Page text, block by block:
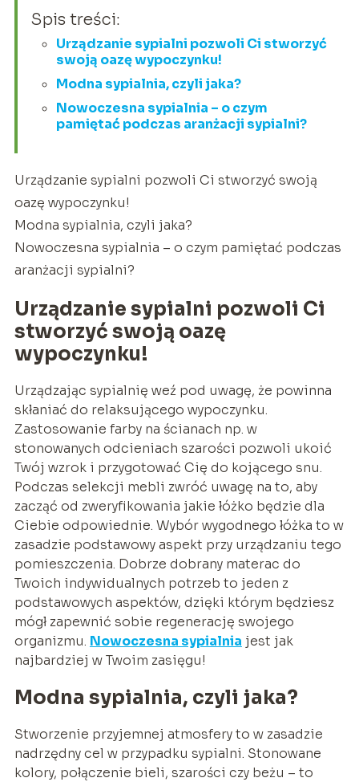
Spis treści:
Urządzanie sypialni pozwoli Ci stworzyć
swoją oazę wypoczynku!
Modna sypialnia, czyli jaka?
Nowoczesna sypialnia – o czym
pamiętać podczas aranżacji sypialni?
Urządzanie sypialni pozwoli Ci stworzyć swoją
oazę wypoczynku!
Modna sypialnia, czyli jaka?
Nowoczesna sypialnia – o czym pamiętać podczas
aranżacji sypialni?
Urządzanie sypialni pozwoli Ci
stworzyć swoją oazę
wypoczynku!
Urządzając sypialnię weź pod uwagę, że powinna
skłaniać do relaksującego wypoczynku.
Zastosowanie farby na ścianach np. w
stonowanych odcieniach szarości pozwoli ukoić
Twój wzrok i przygotować Cię do kojącego snu.
Podczas selekcji mebli zwróć uwagę na to, aby
zacząć od zweryfikowania jakie łóżko będzie dla
Ciebie odpowiednie. Wybór wygodnego łóżka to w
zasadzie podstawowy aspekt przy urządzaniu tego
pomieszczenia. Dobrze dobrany materac do
Twoich indywidualnych potrzeb to jeden z
podstawowych aspektów, dzięki którym będziesz
mógł zapewnić sobie regenerację swojego
organizmu. Nowoczesna sypialnia jest jak
najbardziej w Twoim zasięgu!
Modna sypialnia, czyli jaka?
Stworzenie przyjemnej atmosfery to w zasadzie
nadrzędny cel w przypadku sypialni. Stonowane
kolory, połączenie bieli, szarości czy beżu – to